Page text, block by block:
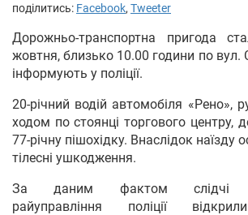
поділитись: Facebook, Tweeter
Дорожньо-транспортна пригода
жовтня, близько 10.00 години по вул.
інформують у поліції.
20-річний водій автомобіля «Рено»,
ходом по стоянці торгового центру,
77-річну пішохідку. Внаслідок наїзду
тілесні ушкодження.
За даним фактом слідчі
райуправління поліції